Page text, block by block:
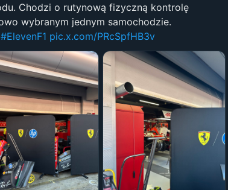
Chodzi o rutynową fizyczną kontrolę
wybranym jednym samochodzie.
#ElevenF1 pic.x.com/PRcSpfHB3v